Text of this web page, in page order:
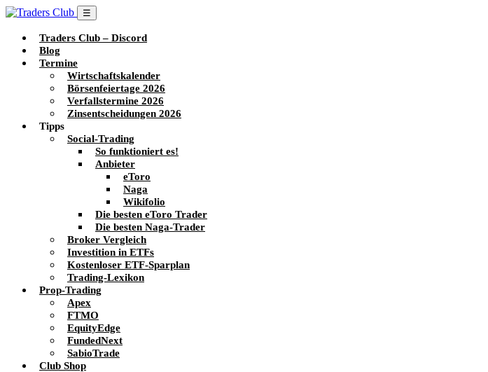
☰
Traders Club – Discord
Blog
Termine
Wirtschaftskalender
Börsenfeiertage 2026
Verfallstermine 2026
Zinsentscheidungen 2026
Tipps
Social-Trading
So funktioniert es!
Anbieter
eToro
Naga
Wikifolio
Die besten eToro Trader
Die besten Naga-Trader
Broker Vergleich
Investition in ETFs
Kostenloser ETF-Sparplan
Trading-Lexikon
Prop-Trading
Apex
FTMO
EquityEdge
FundedNext
SabioTrade
Club Shop